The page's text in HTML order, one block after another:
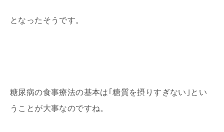
となったそうです。
糖尿病の食事療法の基本は｢糖質を摂りすぎない｣とい
うことが大事なのですね。